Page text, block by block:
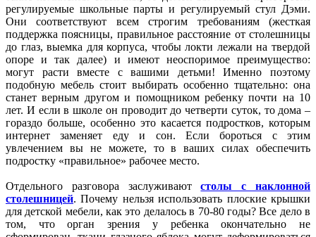
регулируемые школьные парты и регулируемый стул Дэми.
Они соответствуют всем строгим требованиям (жесткая
поддержка поясницы, правильное расстояние от столешницы
до глаз, выемка для корпуса, чтобы локти лежали на твердой
опоре и так далее) и имеют неоспоримое преимущество:
могут расти вместе с вашими детьми! Именно поэтому
подобную мебель стоит выбирать особенно тщательно: она
станет верным другом и помощником ребенку почти на 10
лет. И если в школе он проводит до четверти суток, то дома –
гораздо больше, особенно это касается подростков, которым
интернет заменяет еду и сон. Если бороться с этим
увлечением вы не можете, то в ваших силах обеспечить
подростку «правильное» рабочее место.
Отдельного разговора заслуживаютстолы с наклонной
столешницей. Почему нельзя использовать плоские крышки
для детской мебели, как это делалось в 70-80 годы? Все дело в
том, что орган зрения у ребенка окончательно не